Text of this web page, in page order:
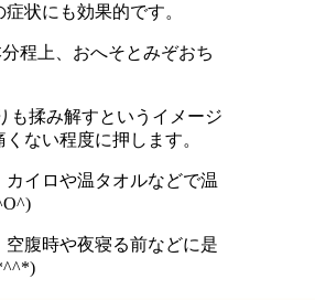
状にも効果的です。
程上、おへそとみぞおち
も揉み解すというイメージ
ない程度に押します。
イロや温タオルなどで温
腹時や夜寝る前などに是